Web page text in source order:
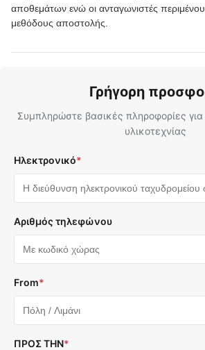
αποθεμάτων ενώ οι ανταγωνιστές
μεθόδους αποστολής.
Γρήγορη
Συμπληρώστε βασικές πληροφορίες
υλικοτεχνίας
Ηλεκτρονικό*
Αριθμός τηλεφώνου
From*
ΠΡΟΣ ΤΗΝ*